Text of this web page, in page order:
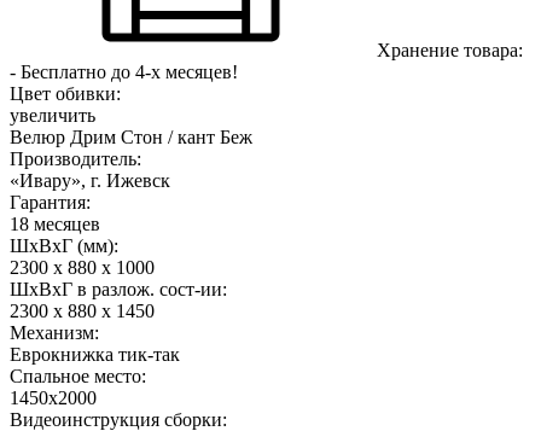
Хранение товара:
- Бесплатно до 4-х месяцев!
Цвет обивки:
увеличить
Велюр Дрим Стон / кант Беж
Производитель:
«Ивару», г. Ижевск
Гарантия:
18 месяцев
ШхВхГ (мм):
2300 х 880 х 1000
ШхВхГ в разлож. сост-ии:
2300 х 880 х 1450
Механизм:
Еврокнижка тик-так
Спальное место:
1450х2000
Видеоинструкция сборки: